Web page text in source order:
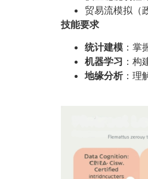
贸易流模拟（
技能要求
统计建模 ：掌
机器学习 ：构
地缘分析：理